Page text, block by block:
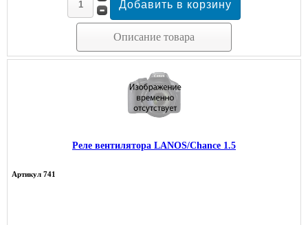
Описание товара
Реле вентилятора LANOS/Chance 1.5
Артикул 741